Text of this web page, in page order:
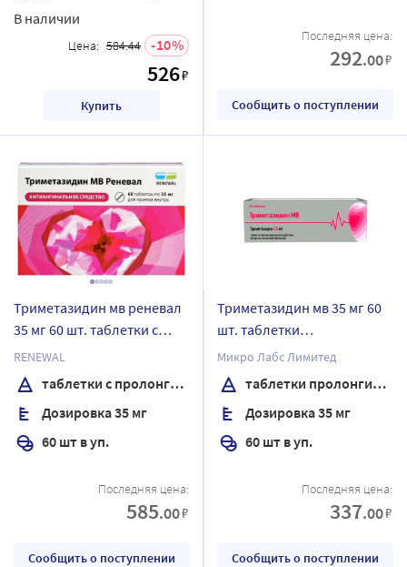
В наличии
Цена: 584.44 10
526₽
Купить
Последняя цена:
292.00₽
Сообщить о поступлении
Триметазидин мв реневал
35 мг 60 шт. таблетки с
пролонгированным
высвобождением,
покрытые пленочной
оболочкой
RENEWAL
таблетки с пролонгированным высвобождением, покрытые пленочной оболочкой
Дозировка 35 мг
60 шт в уп.
Последняя цена:
585.00₽
Сообщить о поступлении
Триметазидин мв 35 мг 60
шт. таблетки
пролонгированного
действия, покрытые
пленочной оболочкой
Микро Лабс Лимитед
таблетки пролонгированного действия, покрытые пленочной оболочкой
Дозировка 35 мг
60 шт в уп.
Последняя цена:
337.00₽
Сообщить о поступлении